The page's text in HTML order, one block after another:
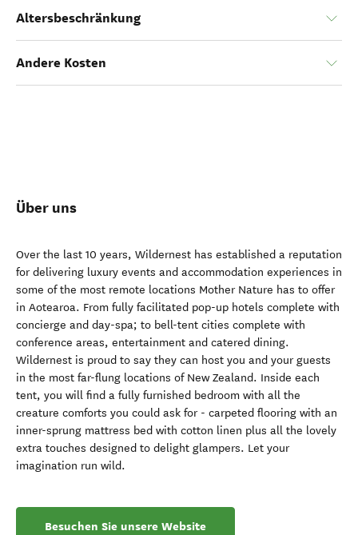
Altersbeschränkung
Andere Kosten
Über uns
Over the last 10 years, Wildernest has established a reputation
for delivering luxury events and accommodation experiences in
some of the most remote locations Mother Nature has to offer
in Aotearoa. From fully facilitated pop-up hotels complete with
concierge and day-spa; to bell-tent cities complete with
conference areas, entertainment and catered dining.
Wildernest is proud to say they can host you and your guests
in the most far-flung locations of New Zealand. Inside each
tent, you will find a fully furnished bedroom with all the
creature comforts you could ask for - carpeted flooring with an
inner-sprung mattress bed with cotton linen plus all the lovely
extra touches designed to delight glampers. Let your
imagination run wild.
Besuchen Sie unsere Website